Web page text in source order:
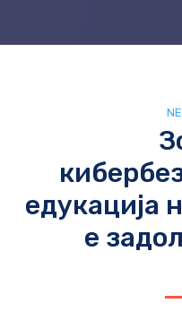
едукација
е